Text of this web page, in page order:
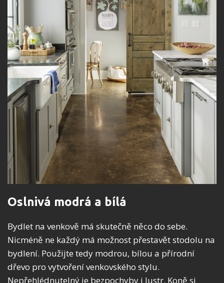
Oslnivá modrá a bílá
Bydlet na venkově má skutečně něco do sebe.
Nicméně ne každý má možnost přestavět stodolu na
bydlení. Použijte tedy modrou, bílou a přírodní
dřevo pro vytvoření venkovského stylu.
Nepřehlédnutelný je bezpochyby i lustr. Koně si